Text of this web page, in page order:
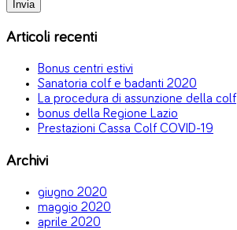
Articoli recenti
Bonus centri estivi
Sanatoria colf e badanti 2020
La procedura di assunzione della colf
bonus della Regione Lazio
Prestazioni Cassa Colf COVID-19
Archivi
giugno 2020
maggio 2020
aprile 2020